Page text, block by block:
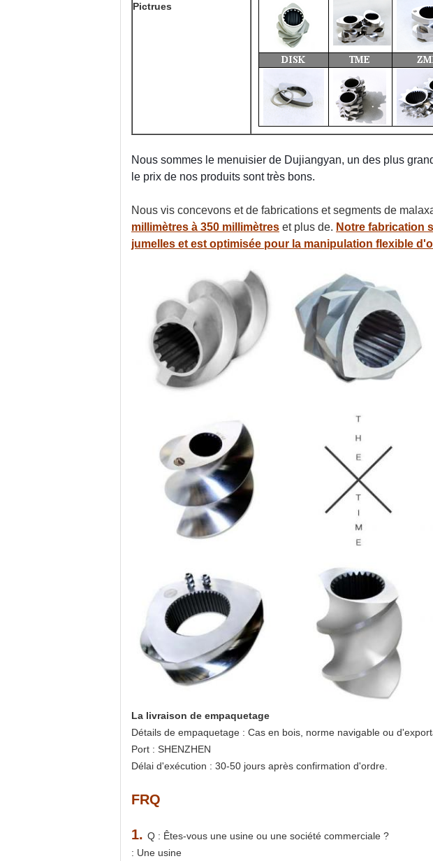
Pictrues
Nous sommes le menuisier de Dujiangyan, un des plus
le prix de nos produits sont très bons.
Nous vis concevons et de fabrications et segments de
millimètres à 350 millimètres et plus de. Notre fabrication
jumelles et est optimisée pour la manipulation flexible
La livraison de empaquetage
Détails de empaquetage : Cas en bois, norme navigable ou
Port : SHENZHEN
Délai d'exécution : 30-50 jours après confirmation d'ordre.
FRQ
1. Q : Êtes-vous une usine ou une société commerciale ?
: Une usine